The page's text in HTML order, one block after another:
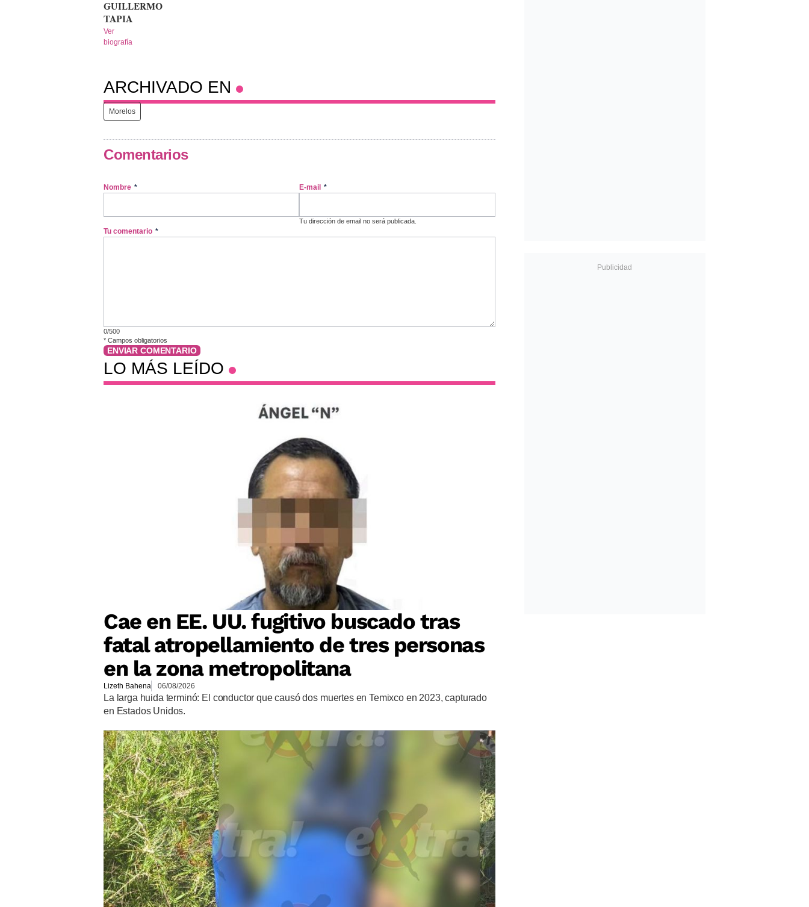
GUILLERMO
TAPIA
Ver
biografía
ARCHIVADO EN
Morelos
Comentarios
Nombre * E-mail *
Tu dirección de email no será publicada.
Tu comentario *
0/500
* Campos obligatorios
ENVIAR COMENTARIO
LO MÁS LEÍDO
Cae en EE. UU. fugitivo buscado tras
fatal atropellamiento de tres personas
en la zona metropolitana
Lizeth Bahena 06/08/2026
La larga huida terminó: El conductor que causó dos muertes en Temixco en 2023, capturado
en Estados Unidos.